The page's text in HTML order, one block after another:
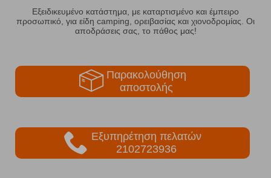
Εξειδικευμένο κατάστημα, με καταρτισμένο και έμπειρο
προσωπικό, για είδη camping, ορειβασίας και χιονοδρομίας. Οι
αποδράσεις σας, το πάθος μας!
Παρακολούθηση
αποστολής
Εξυπηρέτηση πελατών
2102723936